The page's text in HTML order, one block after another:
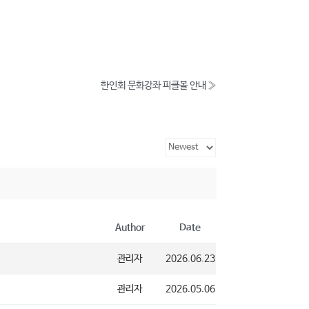
한인회 문화강좌 피클볼 안내 »
Author Date
관리자 2026.06.23
관리자 2026.05.06